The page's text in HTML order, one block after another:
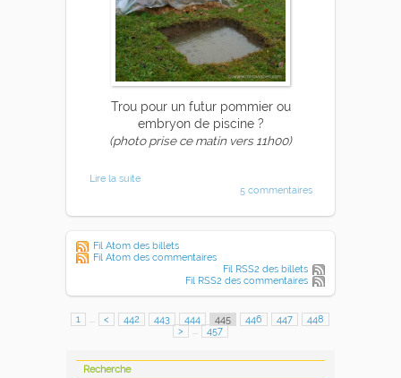
Trou pour un futur pommier ou
embryon de piscine ?
(photo prise ce matin vers 11h00)
Lire la suite
5 commentaires
Fil Atom des billets
Fil Atom des commentaires
Fil RSS2 des billets
Fil RSS2 des commentaires
1 < 442 443 444 445 446 447
448
>
457
Recherche